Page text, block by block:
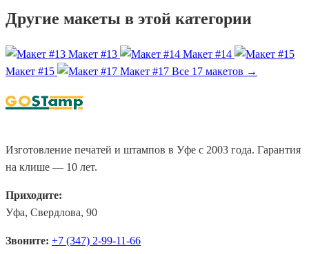
Другие макеты в этой категории
Макет #13
Макет #14
Макет #15
Макет #17 Все 17 макетов →
Изготовление печатей и штампов в Уфе с 2003 года. Гарантия
на клише — 10 лет.
Приходите:
Уфа, Свердлова, 90
Звоните: +7 (347) 2-99-11-66